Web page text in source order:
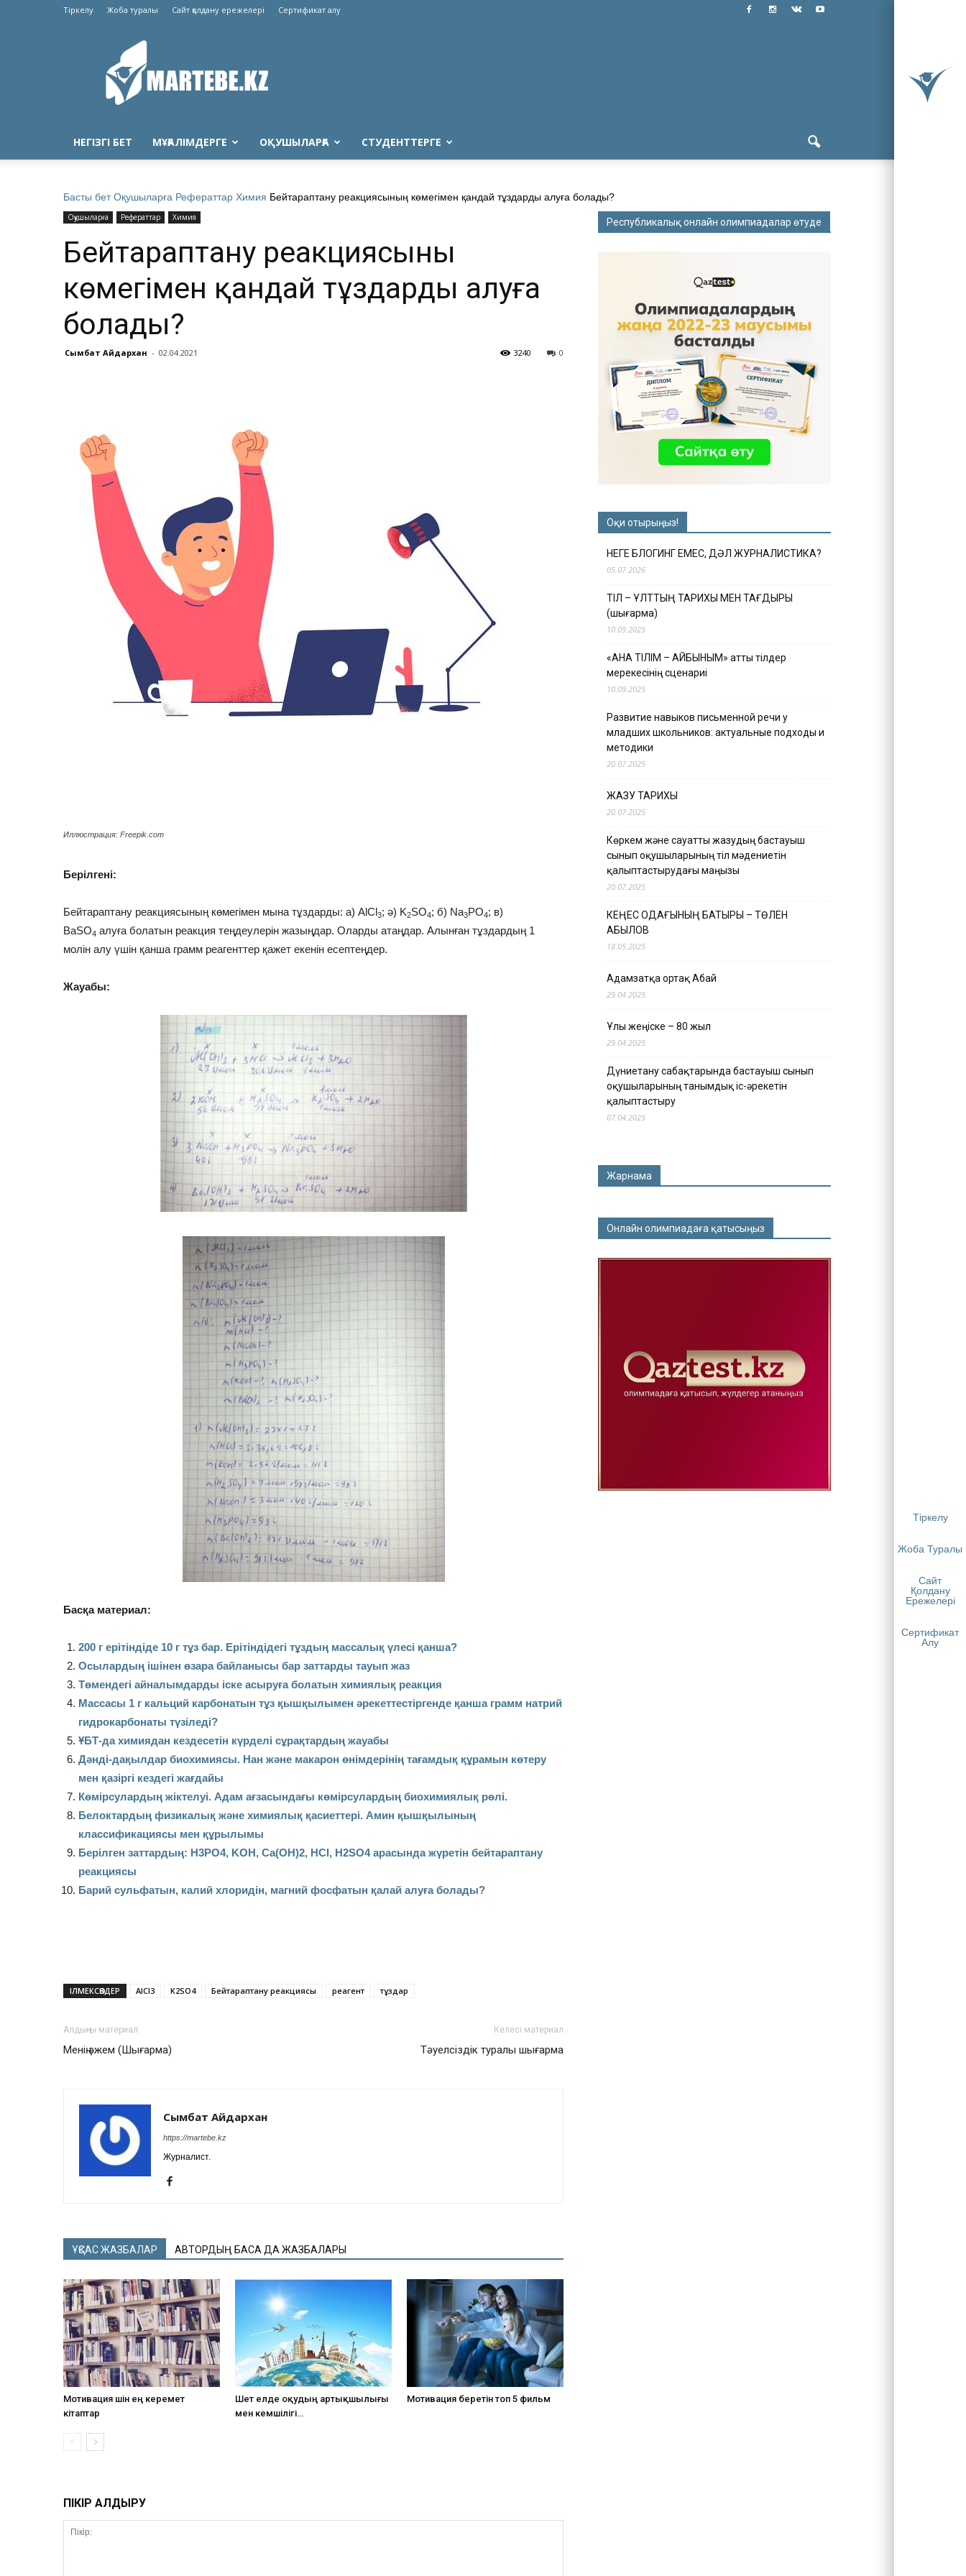
Тіркелу
Жоба Туралы
Сайт
Қолдану
Ережелері
Сертификат
Алу
Тіркелу Жоба туралы Сайт қолдану ережелері Сертификат алу
Martebe.kz
білім
сайты
НЕГІЗГІ БЕТ МҰҒАЛІМДЕРГЕ ОҚУШЫЛАРҒА СТУДЕНТТЕРГЕ
Басты бет Оқушыларға Рефераттар Химия Бейтараптану реакциясының көмегімен қандай тұздарды алуға болады?
Оқушыларға Рефераттар Химия
Бейтараптану реакциясының
көмегімен қандай тұздарды алуға
болады?
Сымбат Айдархан - 02.04.2021 0
3240
Иллюстрация: Freepik.com
Берілгені:
Бейтараптану реакциясының көмегімен мына тұздарды: а) AlCl3; ә) K2SO4; б) Na3PO4; в)
BaSO4 алуға болатын реакция теңдеулерін жазыңдар. Оларды атаңдар. Алынған тұздардың 1
молін алу үшін қанша грамм реагенттер қажет екенін есептеңдер.
Жауабы:
Басқа материал:
200 г ерітіндіде 10 г тұз бар. Ерітіндідегі тұздың массалық үлесі қанша?
Осылардың ішінен өзара байланысы бар заттарды тауып жаз
Төмендегі айналымдарды іске асыруға болатын химиялық реакция
Массасы 1 г кальций карбонатын тұз қышқылымен әрекеттестіргенде қанша грамм натрий
гидрокарбонаты түзіледі?
ҰБТ-да химиядан кездесетін күрделі сұрақтардың жауабы
Дәнді-дақылдар биохимиясы. Нан және макарон өнімдерінің тағамдық құрамын көтеру
мен қазіргі кездегі жағдайы
Көмірсулардың жіктелуі. Адам ағзасындағы көмірсулардың биохимиялық рөлі.
Белоктардың физикалық және химиялық қасиеттері. Амин қышқылының
классификациясы мен құрылымы
Берілген заттардың: H3PO4, KOH, Ca(OH)2, HCl, H2SO4 арасында жүретін бейтараптану
реакциясы
Барий сульфатын, калий хлоридін, магний фосфатын қалай алуға болады?
ІЛМЕКСӨЗДЕР AlCl3 K2SO4 Бейтараптану реакциясы реагент тұздар
Алдыңғы материал
Менің әжем (Шығарма)
Келесі материал
Тәуелсіздік туралы шығарма
Сымбат Айдархан
https://martebe.kz
Журналист.
ҰҚСАС ЖАЗБАЛАР АВТОРДЫҢ БАСҚА ДА ЖАЗБАЛАРЫ
Мотивация үшін ең керемет
кітаптар
Шет елде оқудың артықшылығы
мен кемшілігі…
Мотивация беретін топ 5 фильм
ПІКІР ҚАЛДЫРУ
Республикалық онлайн олимпиадалар өтуде
Оқи отырыңыз!
НЕГЕ БЛОГИНГ ЕМЕС, ДӘЛ ЖУРНАЛИСТИКА?
05.07.2026
ТІЛ – ҰЛТТЫҢ ТАРИХЫ МЕН ТАҒДЫРЫ
(шығарма)
10.09.2025
«АНА ТІЛІМ – АЙБЫНЫМ» атты тілдер
мерекесінің сценариі
10.09.2025
Развитие навыков письменной речи у
младших школьников: актуальные подходы и
методики
20.07.2025
ЖАЗУ ТАРИХЫ
20.07.2025
Көркем және сауатты жазудың бастауыш
сынып оқушыларының тіл мәдениетін
қалыптастырудағы маңызы
20.07.2025
КЕҢЕС ОДАҒЫНЫҢ БАТЫРЫ – ТӨЛЕН
ҚАБЫЛОВ
18.05.2025
Адамзатқа ортақ Абай
29.04.2025
Ұлы жеңіске – 80 жыл
29.04.2025
Дүниетану сабақтарында бастауыш сынып
оқушыларының танымдық іс-әрекетін
қалыптастыру
07.04.2025
Жарнама
Онлайн олимпиадаға қатысыңыз